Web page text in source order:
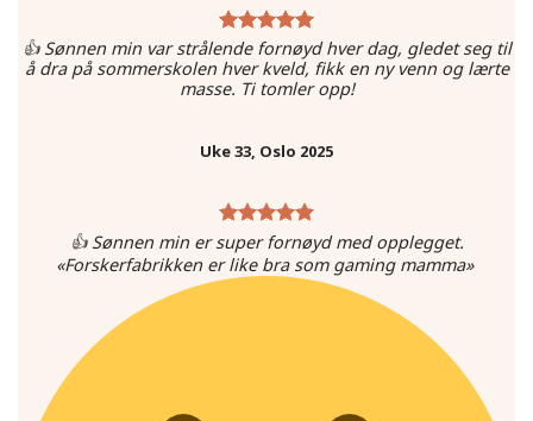
👍 Sønnen min var strålende fornøyd hver dag, gledet seg til
å dra på sommerskolen hver kveld, fikk en ny venn og lærte
masse. Ti tomler opp!
Uke 33, Oslo 2025
👍 Sønnen min er super fornøyd med opplegget.
«Forskerfabrikken er like bra som gaming mamma»